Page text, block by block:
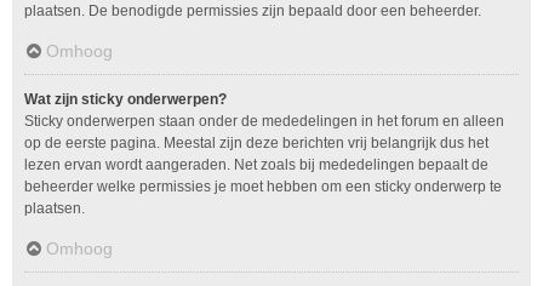
plaatsen. De benodigde permissies zijn bepaald door een beheerder.
Omhoog
Wat zijn sticky onderwerpen?
Sticky onderwerpen staan onder de mededelingen in het forum en alleen
op de eerste pagina. Meestal zijn deze berichten vrij belangrijk dus het
lezen ervan wordt aangeraden. Net zoals bij mededelingen bepaalt de
beheerder welke permissies je moet hebben om een sticky onderwerp te
plaatsen.
Omhoog